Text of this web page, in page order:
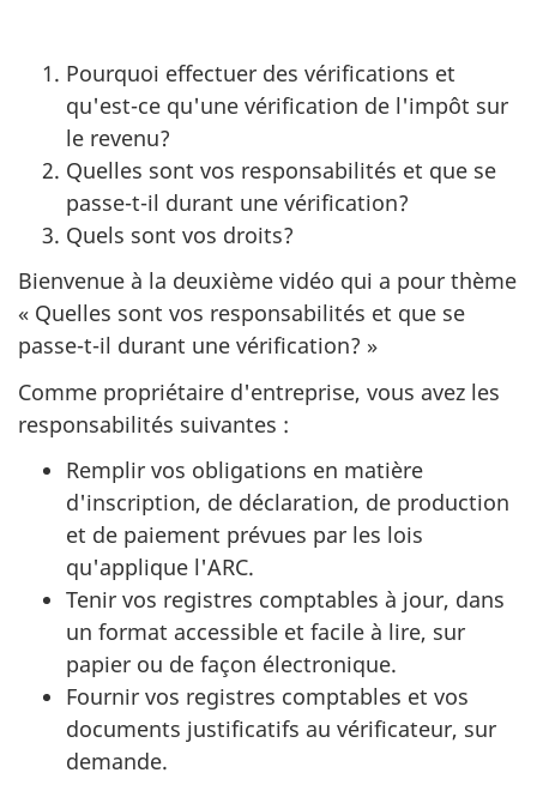
Pourquoi effectuer des vérifications et
qu'est-ce qu'une vérification de l'impôt sur
le revenu?
Quelles sont vos responsabilités et que se
passe-t-il durant une vérification?
Quels sont vos droits?
Bienvenue à la deuxième vidéo qui a pour thème
« Quelles sont vos responsabilités et que se
passe-t-il durant une vérification? »
Comme propriétaire d'entreprise, vous avez les
responsabilités suivantes :
Remplir vos obligations en matière
d'inscription, de déclaration, de production
et de paiement prévues par les lois
qu'applique l'ARC.
Tenir vos registres comptables à jour, dans
un format accessible et facile à lire, sur
papier ou de façon électronique.
Fournir vos registres comptables et vos
documents justificatifs au vérificateur, sur
demande.